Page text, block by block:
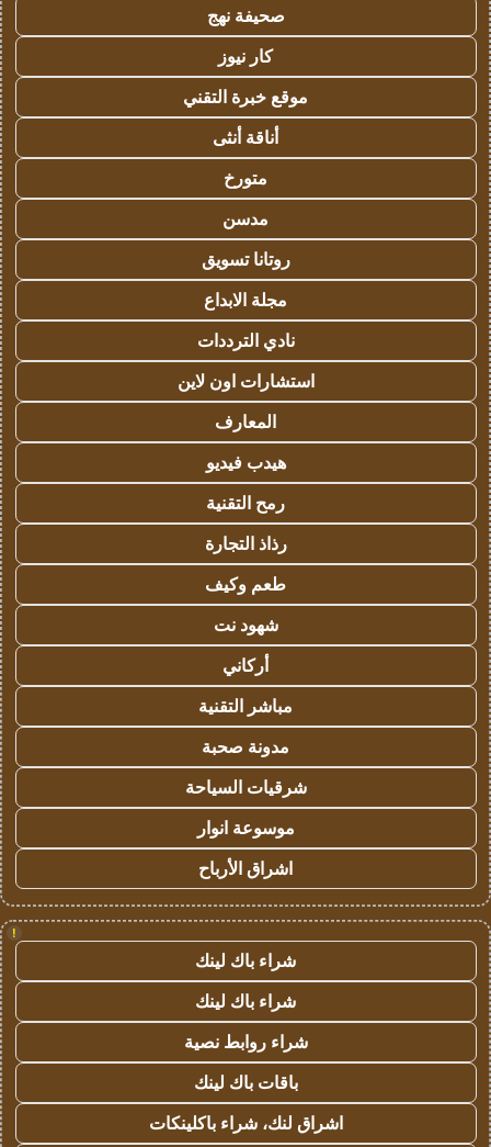
صحيفة نهج
كار نيوز
موقع خبرة التقني
أناقة أنثى
متورخ
مدسن
روتانا تسويق
مجلة الابداع
نادي الترددات
استشارات اون لاين
المعارف
هيدب فيديو
رمح التقنية
رذاذ التجارة
طعم وكيف
شهود نت
أركاني
مباشر التقنية
مدونة صحبة
شرقيات السياحة
موسوعة انوار
اشراق الأرباح
!
شراء باك لينك
شراء باك لينك
شراء روابط نصية
باقات باك لينك
اشراق لنك، شراء باكلينكات